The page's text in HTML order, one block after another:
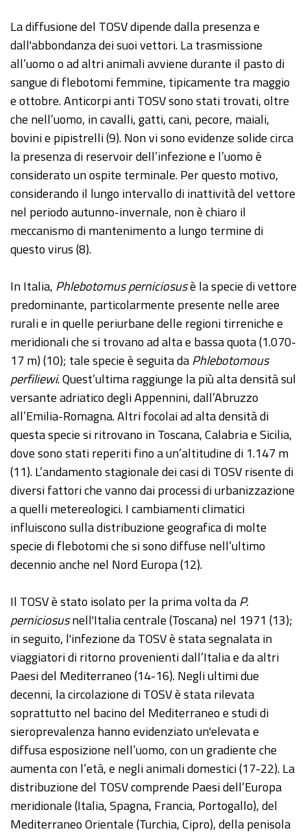
La diffusione del TOSV dipende dalla presenza e
dall'abbondanza dei suoi vettori. La trasmissione
all’uomo o ad altri animali avviene durante il pasto di
sangue di flebotomi femmine, tipicamente tra maggio
e ottobre. Anticorpi anti TOSV sono stati trovati, oltre
che nell’uomo, in cavalli, gatti, cani, pecore, maiali,
bovini e pipistrelli (9). Non vi sono evidenze solide circa
la presenza di reservoir dell’infezione e l’uomo è
considerato un ospite terminale. Per questo motivo,
considerando il lungo intervallo di inattività del vettore
nel periodo autunno-invernale, non è chiaro il
meccanismo di mantenimento a lungo termine di
questo virus (8).
In Italia, Phlebotomus perniciosusè la specie di vettore
predominante, particolarmente presente nelle aree
rurali e in quelle periurbane delle regioni tirreniche e
meridionali che si trovano ad alta e bassa quota (1.070-
17 m) (10); tale specie è seguita daPhlebotomous
perfiliewi. Quest’ultima raggiunge la più alta densità sul
versante adriatico degli Appennini, dall’Abruzzo
all’Emilia-Romagna. Altri focolai ad alta densità di
questa specie si ritrovano in Toscana, Calabria e Sicilia,
dove sono stati reperiti fino a un’altitudine di 1.147 m
(11). L’andamento stagionale dei casi di TOSV risente di
diversi fattori che vanno dai processi di urbanizzazione
a quelli metereologici. I cambiamenti climatici
influiscono sulla distribuzione geografica di molte
specie di flebotomi che si sono diffuse nell’ultimo
decennio anche nel Nord Europa (12).
Il TOSV è stato isolato per la prima volta daP.
perniciosusnell'Italia centrale (Toscana) nel 1971 (13);
in seguito, l'infezione da TOSV è stata segnalata in
viaggiatori di ritorno provenienti dall’Italia e da altri
Paesi del Mediterraneo (14-16). Negli ultimi due
decenni, la circolazione di TOSV è stata rilevata
soprattutto nel bacino del Mediterraneo e studi di
sieroprevalenza hanno evidenziato un'elevata e
diffusa esposizione nell’uomo, con un gradiente che
aumenta con l’età, e negli animali domestici (17-22). La
distribuzione del TOSV comprende Paesi dell’Europa
meridionale (Italia, Spagna, Francia, Portogallo), del
Mediterraneo Orientale (Turchia, Cipro), della penisola